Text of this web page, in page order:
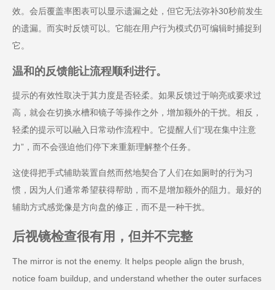
效。会后覆盖率图表可以显示遗漏之处，但它无法弥补30秒前发生
的遗漏。而实时反馈可以。它能在用户行为模式仍可编辑时捕捉到
它。
温和的反馈能让流程顺利进行。
提示的有效性取决于其力度是否轻柔。如果反馈过于响亮或要求过
高，就会在切换水槽和镜子等操作之外，增加额外的干扰。相反，
轻柔的提示可以融入日常动作流程中。它提醒人们“现在集中注意
力”，而不会强迫他们停下来重新理解整个任务。
这使得把手式辅助装置自然而然地契合了人们在如厕时的行为习
惯，因为人们通常希望获得帮助，而不是增加额外的阻力。最好的
辅助方式感觉像是方向盘的修正，而不是一种干扰。
后视镜检查很有用，但并不完整
The mirror is not the enemy. It helps people align the brush,
notice foam buildup, and understand whether the outer surfaces